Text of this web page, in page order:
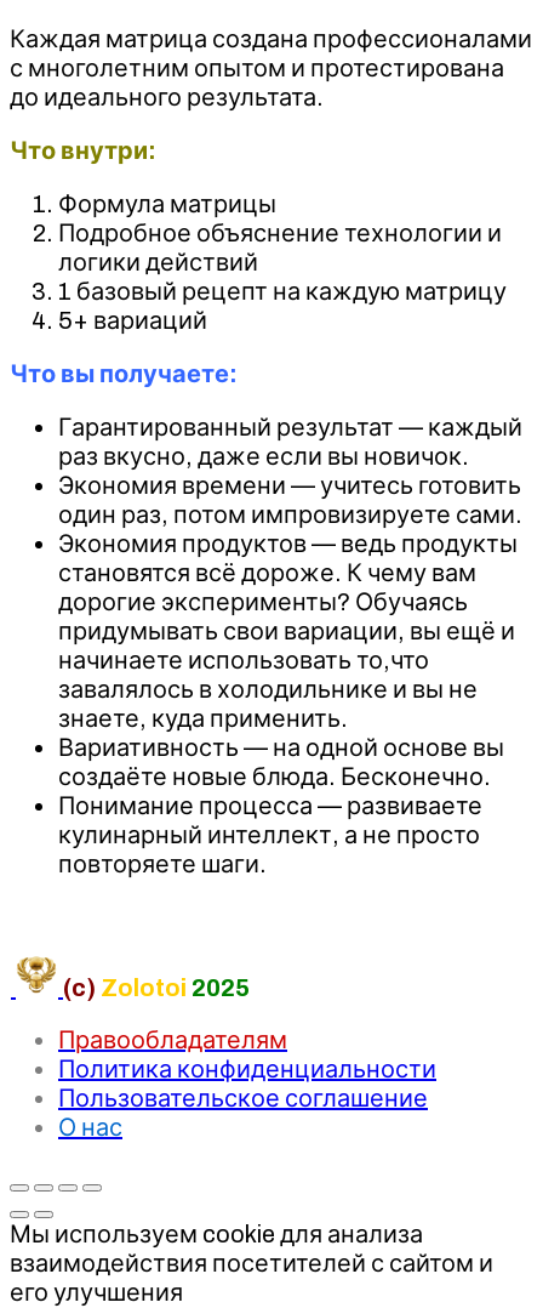
Каждая матрица создана профессионалами
с многолетним опытом и протестирована
до идеального результата.
Что внутри:
Формула матрицы
Подробное объяснение технологии и
логики действий
1 базовый рецепт на каждую матрицу
5+ вариаций
Что вы получаете:
Гарантированный результат — каждый
раз вкусно, даже если вы новичок.
Экономия времени — учитесь готовить
один раз, потом импровизируете сами.
Экономия продуктов — ведь продукты
становятся всё дороже. К чему вам
дорогие эксперименты? Обучаясь
придумывать свои вариации, вы ещё и
начинаете использовать то,что
завалялось в холодильнике и вы не
знаете, куда применить.
Вариативность — на одной основе вы
создаёте новые блюда. Бесконечно.
Понимание процесса — развиваете
кулинарный интеллект, а не просто
повторяете шаги.
(c) Zolotoi 2025
Правообладателям
Политика конфиденциальности
Пользовательское соглашение
О нас
Мы используем cookie для анализа
взаимодействия посетителей с сайтом и
его улучшения